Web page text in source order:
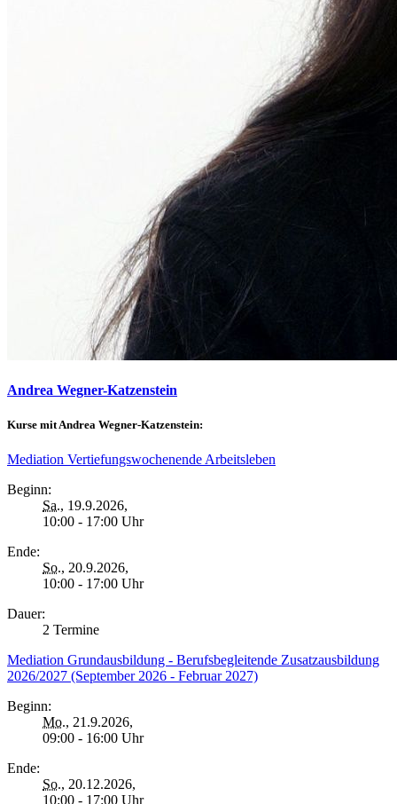
Andrea Wegner-Katzenstein
Kurse mit Andrea Wegner-Katzenstein:
Mediation Vertiefungswochenende Arbeitsleben
Beginn:
Sa., 19.9.2026,
10:00 - 17:00 Uhr
Ende:
So., 20.9.2026,
10:00 - 17:00 Uhr
Dauer:
2 Termine
Mediation Grundausbildung - Berufsbegleitende Zusatzausbildung
2026/2027 (September 2026 - Februar 2027)
Beginn:
Mo., 21.9.2026,
09:00 - 16:00 Uhr
Ende:
So., 20.12.2026,
10:00 - 17:00 Uhr